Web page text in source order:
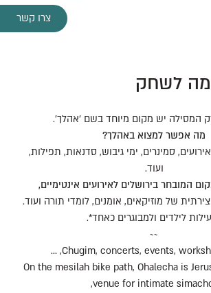
צרו קשר
לשחק
המסילה יש מקום מיוחד בשם 'אהלך'.
מה אפשר למצוא באהלך?
סמינרים, ימי גיבוש, סדנאות, תפילות,
ועוד.
המובחר בירושלים לאירועים אינטימיים,
של מוזיקאים, אומנים, לומדי תורה ועוד.
לילדים ולמבוגרים כאחד*.
~~
Chugim, concerts, events,
On the mesilah bike path, Ohalecha is
venue for intimate